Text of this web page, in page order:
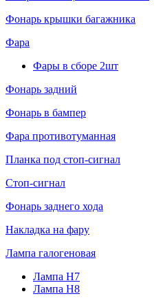
Фонарь крышки багажника
Фара
Фары в сборе 2шт
Фонарь задний
Фонарь в бампер
Фара противотуманная
Планка под стоп-сигнал
Стоп-сигнал
Фонарь заднего хода
Накладка на фару
Лампа галогеновая
Лампа H7
Лампа H8